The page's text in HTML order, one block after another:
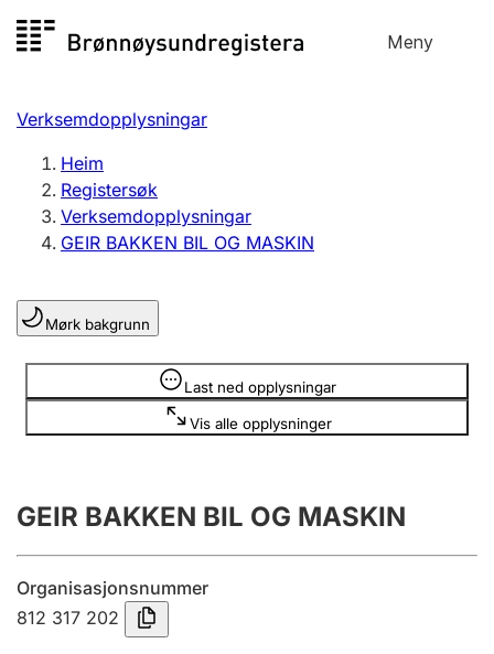
til
Meny
Registersøk
Aksjeselskap
Enkeltpersonføretak
Registrere, endre, slette
Lag og foreining
Registrere, endre, slette
Innsending og forseinkingsgebyr
Tinglysing
Verksemdopplysningar
Heim
Registersøk
Verksemdopplysningar
GEIR BAKKEN BIL OG MASKIN
Mørk bakgrunn
Last ned opplysningar
Vis alle opplysninger
Opplysninger er skjult
GEIR BAKKEN BIL OG MASKIN
Organisasjonsnummer
812 317 202